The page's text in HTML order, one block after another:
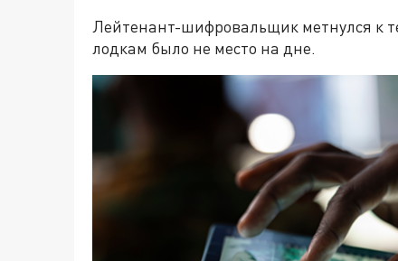
Лейтенант-шифровальщик метнулся к
лодкам было не место на дне.